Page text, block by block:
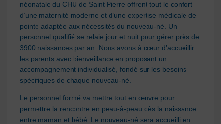
néonatale du CHU de Saint Pierre offrent tout le confort
d’une maternité moderne et d’une expertise médicale de
pointe adaptée aux nécessités du nouveau-né. Un
personnel qualifié se relaie jour et nuit pour gérer près de
3900 naissances par an. Nous avons à cœur d’accueillir
les parents avec bienveillance en proposant un
accompagnement individualisé, fondé sur les besoins
spécifiques de chaque nouveau-né.
Le personnel formé va mettre tout en œuvre pour
permettre la rencontre en peau-à-peau dès la naissance
entre maman et bébé. Le nouveau-né sera accueilli en